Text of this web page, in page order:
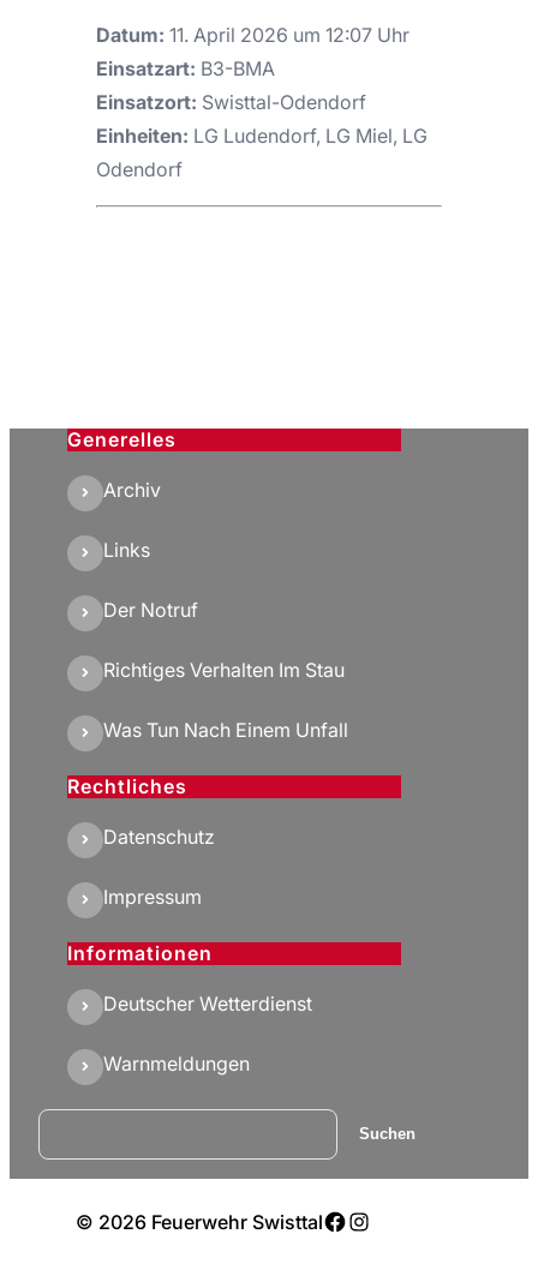
Datum: 11. April 2026 um 12:07 Uhr
Einsatzart: B3-BMA
Einsatzort: Swisttal-Odendorf
Einheiten: LG Ludendorf, LG Miel, LG
Odendorf
Generelles
Archiv
Links
Der Notruf
Richtiges Verhalten Im Stau
Was Tun Nach Einem Unfall
Rechtliches
Datenschutz
Impressum
Informationen
Deutscher Wetterdienst
Warnmeldungen
Suchen Suchen
© 2026 Feuerwehr SwisttalFacebook
Instagram